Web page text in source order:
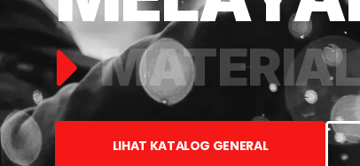
LIHAT KATALOG GENERAL